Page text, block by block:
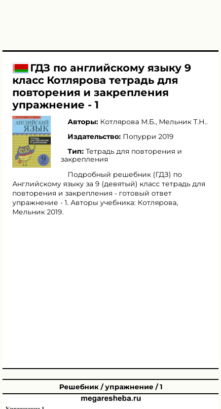
ГДЗ по английскому языку 9
класс Котлярова тетрадь для
повторения и закрепления
упражнение - 1
Авторы: Котлярова М.Б., Мельник Т.Н..
Издательство: Попурри 2019
Тип: Тетрадь для повторения и
закрепления
Подробный решебник (ГДЗ) по
Английскому языку за 9 (девятый) класс тетрадь для
повторения и закрепления - готовый ответ
упражнение - 1. Авторы учебника: Котлярова,
Мельник 2019.
Решебник / упражнение / 1